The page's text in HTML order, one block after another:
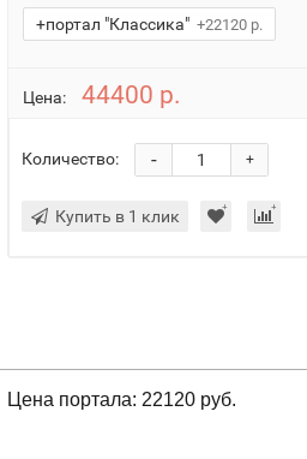
+портал "Классика" +22120 р.
Цена: 44400 р.
Количество: +
-
Купить в 1 клик
Цена портала: 22120 руб.